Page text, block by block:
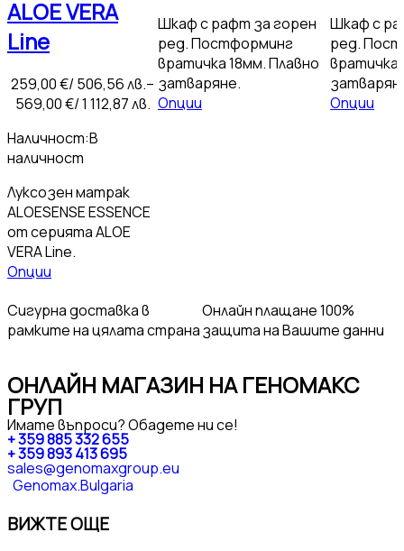
ALOE VERA
Line
259,00€/ 506,56 лв.–
569,00€/ 1 112,87 лв.
Наличност:В
наличност
Луксозен матрак
ALOESENSE ESSENCE
от серията ALOE
VERA Line.
Опции
Шкаф с рафт за горен
ред. Постформинг
вратичка 18мм. Плавно
затваряне.
Опции
Шкаф с
ред.
вратичка
Опции
Сигурна доставкав
рамките на цялата страна
Онлайн плащане100%
защита на Вашите данни
ОНЛАЙН МАГАЗИН НА ГЕНОМАКС
ГРУП
Имате въпроси? Обадете ни се!
+ 359 885 332 655
+ 359 893 413 695
sales@genomaxgroup.eu
Genomax.Bulgaria
ВИЖТЕ ОЩЕ